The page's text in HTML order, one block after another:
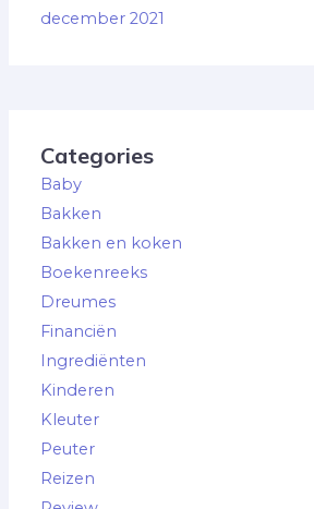
december 2021
Categories
Baby
Bakken
Bakken en koken
Boekenreeks
Dreumes
Financiën
Ingrediënten
Kinderen
Kleuter
Peuter
Reizen